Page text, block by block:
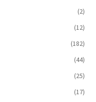
(2)
(12)
(182)
(44)
(25)
(17)